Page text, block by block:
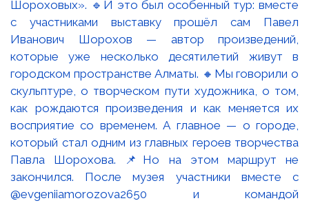
Шороховых». 🔹И это был особенный тур: вместе
с участниками выставку прошёл сам Павел
Иванович Шорохов — автор произведений,
которые уже несколько десятилетий живут в
городском пространстве Алматы. 🔸Мы говорили о
скульптуре, о творческом пути художника, о том,
как рождаются произведения и как меняется их
восприятие со временем. А главное — о городе,
который стал одним из главных героев творчества
Павла Шорохова. 📌Но на этом маршрут не
закончился. После музея участники вместе с
@evgeniiamorozova2650 и командой